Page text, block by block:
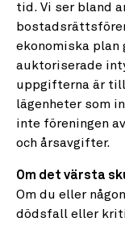
tid. Vi ser bland
ekonomiska plan
auktoriserade
uppgifterna är
lägenheter som
inte föreningen
och årsavgifter.
Om det värsta
Om du eller
dödsfall eller